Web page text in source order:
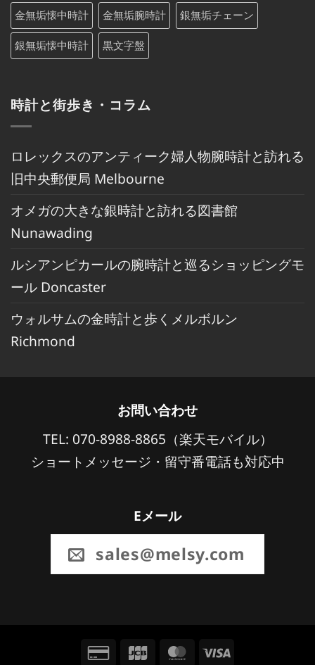
金無垢懐中時計 金無垢腕時計 銀無垢チェーン
銀無垢懐中時計 黒文字盤
時計と街歩き・コラム
ロレックスのアンティーク婦人物腕時計と訪れる
旧中央郵便局 Melbourne
オメガの大きな銀時計と訪れる図書館
Nunawading
ルシアンピカールの腕時計と巡るショッピングモ
ール Doncaster
ウォルサムの金時計と歩くメルボルン
Richmond
お問い合わせ
TEL: 070-8988-8865（楽天モバイル）
ショートメッセージ・留守番電話も対応中
Eメール
sales@melsy.com
Credit JCB MasterCard
Visa